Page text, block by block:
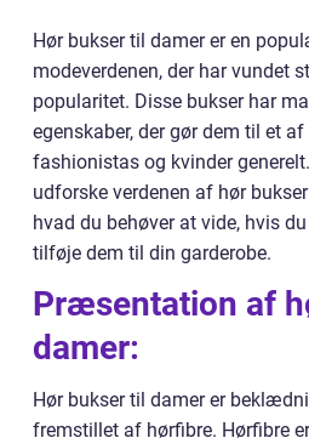
Hør bukser til damer er en
modeverdenen, der har vundet
popularitet. Disse bukser har
egenskaber, der gør dem til et
fashionistas og kvinder
udforske verdenen af hør
hvad du behøver at vide, hvis
tilføje dem til din garderobe.
Præsentation af
damer:
Hør bukser til damer er
fremstillet af hørfibre. Hørfibre